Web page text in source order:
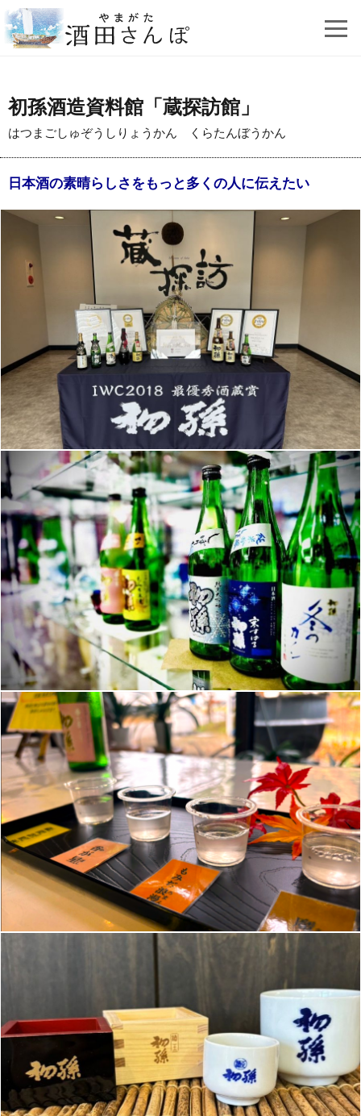
初孫酒造資料館「蔵探訪館」
はつまごしゅぞうしりょうかん くらたんぼうかん
日本酒の素晴らしさをもっと多くの人に伝えたい